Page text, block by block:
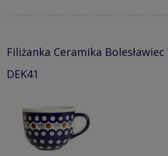
Filiżanka Ceramika Bolesławiec
DEK41